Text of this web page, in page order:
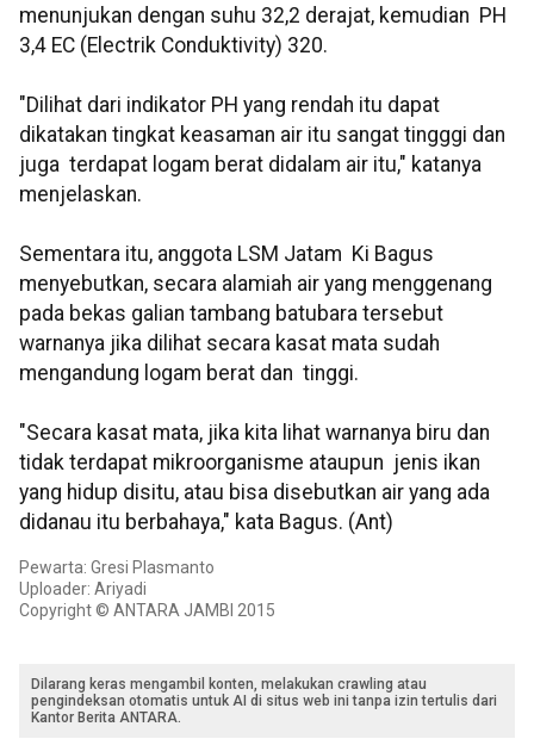
menunjukan dengan suhu 32,2 derajat, kemudian PH
3,4 EC (Electrik Conduktivity) 320.
"Dilihat dari indikator PH yang rendah itu dapat
dikatakan tingkat keasaman air itu sangat tingggi dan
juga terdapat logam berat didalam air itu," katanya
menjelaskan.
Sementara itu, anggota LSM Jatam Ki Bagus
menyebutkan, secara alamiah air yang menggenang
pada bekas galian tambang batubara tersebut
warnanya jika dilihat secara kasat mata sudah
mengandung logam berat dan tinggi.
"Secara kasat mata, jika kita lihat warnanya biru dan
tidak terdapat mikroorganisme ataupun jenis ikan
yang hidup disitu, atau bisa disebutkan air yang ada
didanau itu berbahaya," kata Bagus. (Ant)
Pewarta: Gresi Plasmanto
Uploader: Ariyadi
Copyright © ANTARA JAMBI 2015
Dilarang keras mengambil konten, melakukan crawling atau
pengindeksan otomatis untuk AI di situs web ini tanpa izin tertulis dari
Kantor Berita ANTARA.